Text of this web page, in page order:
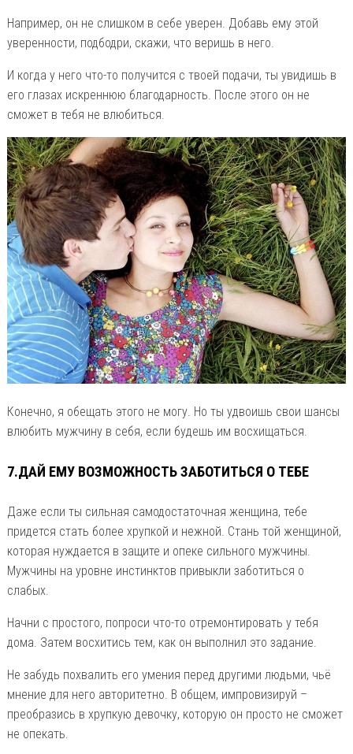
Например, он не слишком в себе уверен. Добавь ему этой
уверенности, подбодри, скажи, что веришь в него.
И когда у него что-то получится с твоей подачи, ты увидишь в
его глазах искреннюю благодарность. После этого он не
сможет в тебя не влюбиться.
Конечно, я обещать этого не могу. Но ты удвоишь свои шансы
влюбить мужчину в себя, если будешь им восхищаться.
7.ДАЙ ЕМУ ВОЗМОЖНОСТЬ ЗАБОТИТЬСЯ О ТЕБЕ
Даже если ты сильная самодостаточная женщина, тебе
придется стать более хрупкой и нежной. Стань той женщиной,
которая нуждается в защите и опеке сильного мужчины.
Мужчины на уровне инстинктов привыкли заботиться о
слабых.
Начни с простого, попроси что-то отремонтировать у тебя
дома. Затем восхитись тем, как он выполнил это задание.
Не забудь похвалить его умения перед другими людьми, чьё
мнение для него авторитетно. В общем, импровизируй –
преобразись в хрупкую девочку, которую он просто не сможет
не опекать.